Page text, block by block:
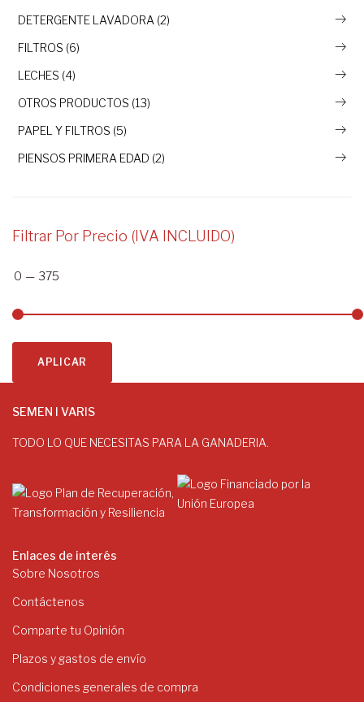
DETERGENTE LAVADORA (2)
FILTROS (6)
LECHES (4)
OTROS PRODUCTOS (13)
PAPEL Y FILTROS (5)
PIENSOS PRIMERA EDAD (2)
Filtrar Por Precio (IVA INCLUIDO)
0 — 375
APLICAR
SEMEN I VARIS
TODO LO QUE NECESITAS PARA LA GANADERIA.
Enlaces de interés
Sobre Nosotros
Contáctenos
Comparte tu Opinión
Plazos y gastos de envío
Condiciones generales de compra